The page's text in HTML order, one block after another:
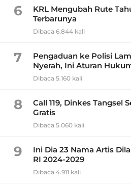
6
KRL Mengubah Rute
Terbarunya
Dibaca 6.844 kali
7
Pengaduan ke Polisi
Nyerah, Ini Aturan
Dibaca 5.160 kali
8
Call 119, Dinkes Tangsel
Gratis
Dibaca 5.060 kali
9
Ini Dia 23 Nama Artis
RI 2024-2029
Dibaca 4.911 kali